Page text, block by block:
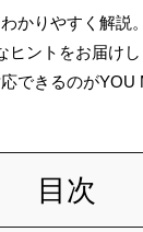
かりやすく解
ントをお届けし
できるのが
目次